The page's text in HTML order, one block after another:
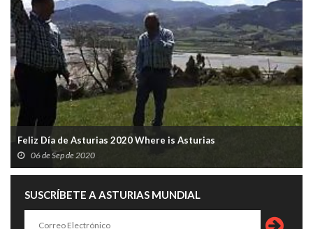
Feliz Día de Asturias 2020 Where is Asturias
06 de Sep de 2020
SUSCRÍBETE A ASTURIAS MUNDIAL